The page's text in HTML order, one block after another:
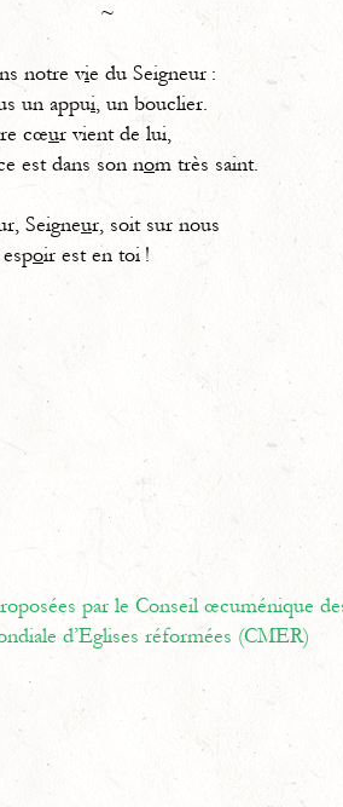
notre vie du Seigneur :
un appui, un bouclier.
cœur vient de lui,
est dans son nom très saint.
Seigneur, soit sur nous
oir est en toi !
par le Conseil œcuménique
d’Eglises réformées (CMER)